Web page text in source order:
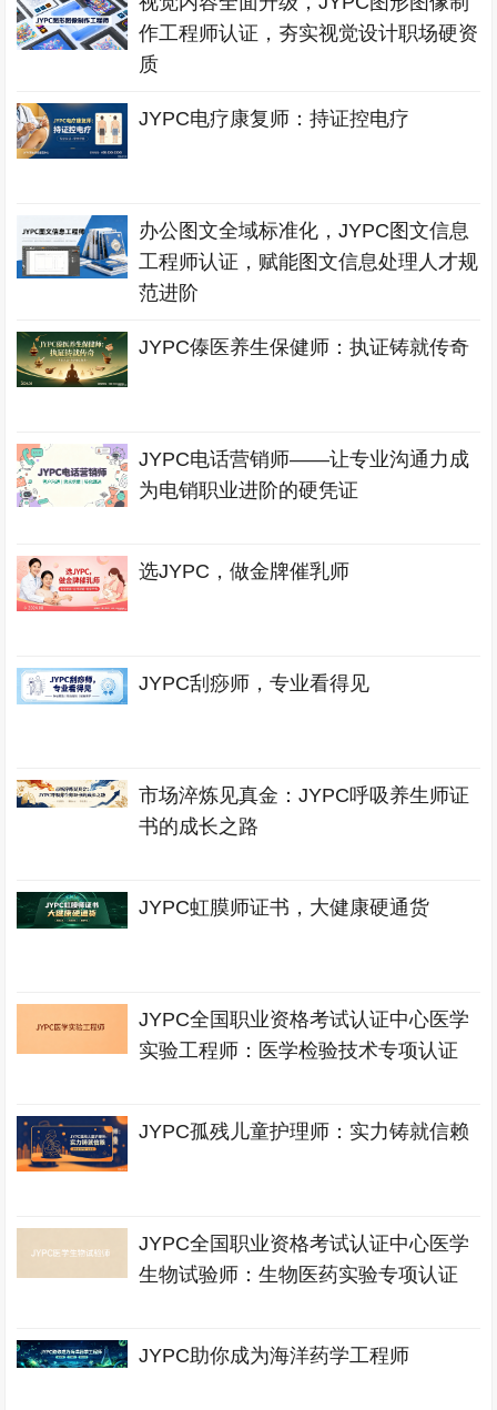
作工程师认证，夯实视觉设计职场硬资
质
JYPC电疗康复师：持证控电疗
办公图文全域标准化，JYPC图文信息
工程师认证，赋能图文信息处理人才规
范进阶
JYPC傣医养生保健师：执证铸就传奇
JYPC电话营销师——让专业沟通力成
为电销职业进阶的硬凭证
选JYPC，做金牌催乳师
JYPC刮痧师，专业看得见
市场淬炼见真金：JYPC呼吸养生师证
书的成长之路
JYPC虹膜师证书，大健康硬通货
JYPC全国职业资格考试认证中心医学
实验工程师：医学检验技术专项认证
JYPC孤残儿童护理师：实力铸就信赖
JYPC全国职业资格考试认证中心医学
生物试验师：生物医药实验专项认证
JYPC助你成为海洋药学工程师